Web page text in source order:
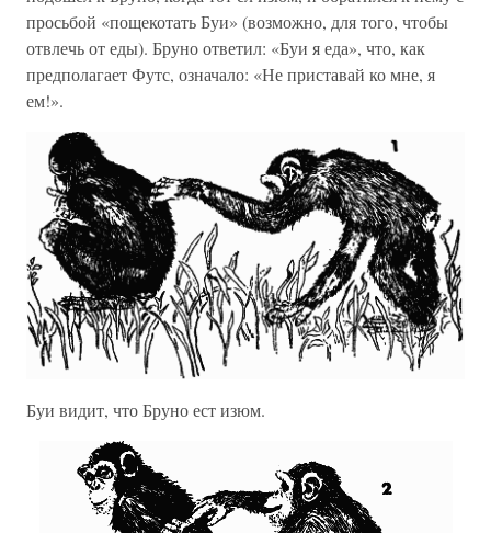
просьбой «пощекотать Буи» (возможно, для того, чтобы
отвлечь от еды). Бруно ответил: «Буи я еда», что, как
предполагает Футс, означало: «Не приставай ко мне, я
ем!».
Буи видит, что Бруно ест изюм.